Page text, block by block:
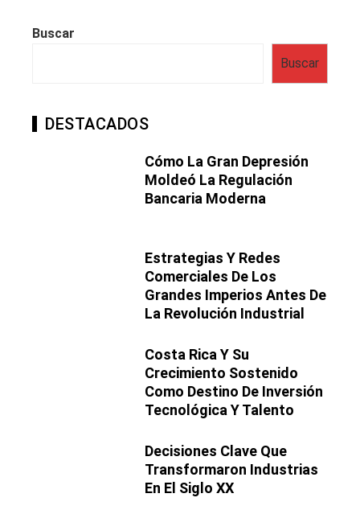
Buscar
Buscar
DESTACADOS
Cómo La Gran Depresión
Moldeó La Regulación
Bancaria Moderna
Estrategias Y Redes
Comerciales De Los
Grandes Imperios Antes De
La Revolución Industrial
Costa Rica Y Su
Crecimiento Sostenido
Como Destino De Inversión
Tecnológica Y Talento
Decisiones Clave Que
Transformaron Industrias
En El Siglo XX